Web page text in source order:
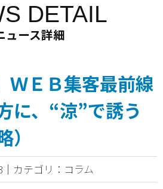
DETAIL
ュース詳細
ＷＥＢ集客最前線
に、“涼”で誘う
カテゴリ：コラム